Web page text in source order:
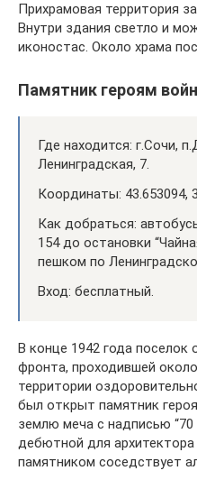
Прихрамовая территория
Внутри здания светло и
иконостас. Около храма
Памятник героям
Где находится: г.Сочи,
Ленинградская, 7.
Координаты: 43.653094,
Как добраться:
154 до остановки
пешком по
Вход: бесплатный.
В конце 1942 года поселок
фронта, проходившей
территории
был открыт памятник
землю меча с надписью
дебютной для
памятником соседствует